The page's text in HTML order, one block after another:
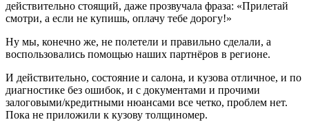
действительно стоящий, даже прозвучала фраза: «Прилетай
смотри, а если не купишь, оплачу тебе дорогу!»
Ну мы, конечно же, не полетели и правильно сделали, а
воспользовались помощью наших партнёров в регионе.
И действительно, состояние и салона, и кузова отличное, и по
диагностике без ошибок, и с документами и прочими
залоговыми/кредитными нюансами все четко, проблем нет.
Пока не приложили к кузову толщиномер.